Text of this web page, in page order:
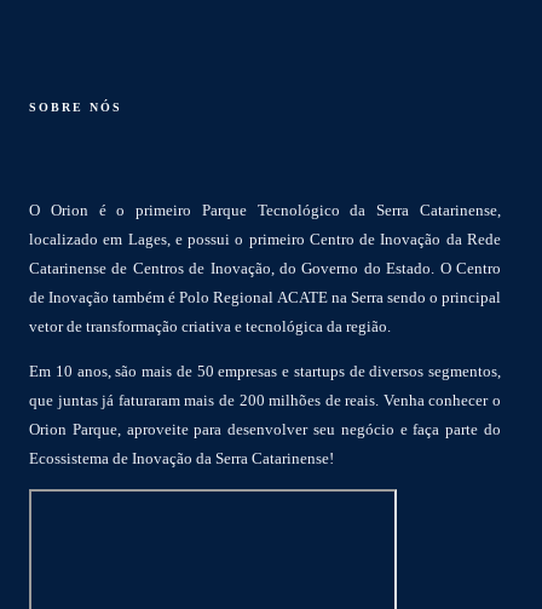
SOBRE NÓS
O Orion é o primeiro Parque Tecnológico da Serra Catarinense,
localizado em Lages, e possui o primeiro Centro de Inovação da Rede
Catarinense de Centros de Inovação, do Governo do Estado. O Centro
de Inovação também é Polo Regional ACATE na Serra sendo o principal
vetor de transformação criativa e tecnológica da região.
Em 10 anos, são mais de 50 empresas e startups de diversos segmentos,
que juntas já faturaram mais de 200 milhões de reais. Venha conhecer o
Orion Parque, aproveite para desenvolver seu negócio e faça parte do
Ecossistema de Inovação da Serra Catarinense!